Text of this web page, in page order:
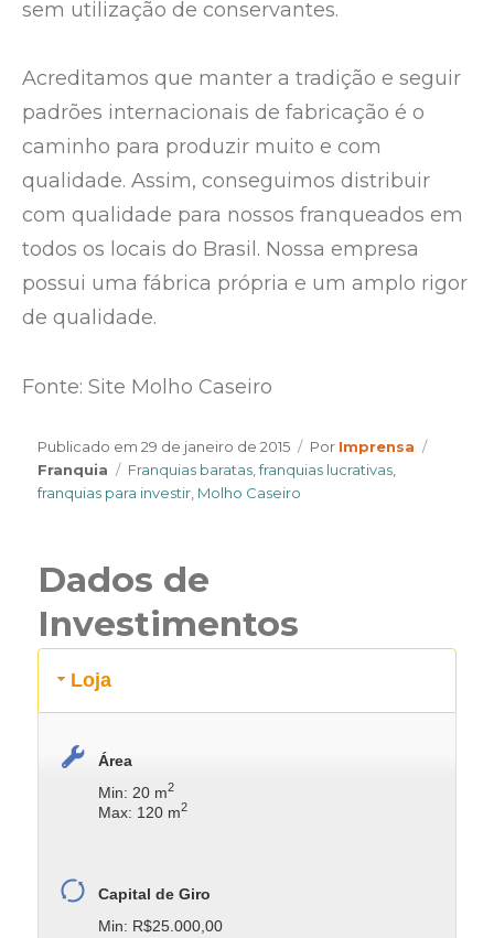
sem utilização de conservantes.
Acreditamos que manter a tradição e seguir
padrões internacionais de fabricação é o
caminho para produzir muito e com
qualidade. Assim, conseguimos distribuir
com qualidade para nossos franqueados em
todos os locais do Brasil. Nossa empresa
possui uma fábrica própria e um amplo rigor
de qualidade.
Fonte: Site Molho Caseiro
Publicado em29 de janeiro de 2015 Por Author
Imprensa
Franquia
Tags
Franquias baratas ,franquias lucrativas
franquias para investir Molho Caseiro
Dados de
Investimentos
Loja
Área
Min: 20 m2
Max: 120 m2
Capital de Giro
Min: R$25.000,00